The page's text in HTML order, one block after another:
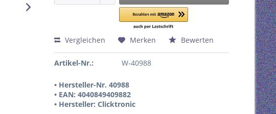
Vergleichen Merken Bewerten
Artikel-Nr.: W-40988
• Hersteller-Nr. 40988
• EAN: 4040849409882
• Hersteller: Clicktronic